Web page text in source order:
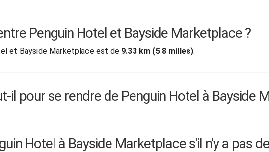
Penguin Hotel et Bayside Marketplace ?
et Bayside Marketplace est de 9.33 km (5.8 milles).
pour se rendre de Penguin Hotel à Bayside
Hotel à Bayside Marketplace s'il n'y a pas